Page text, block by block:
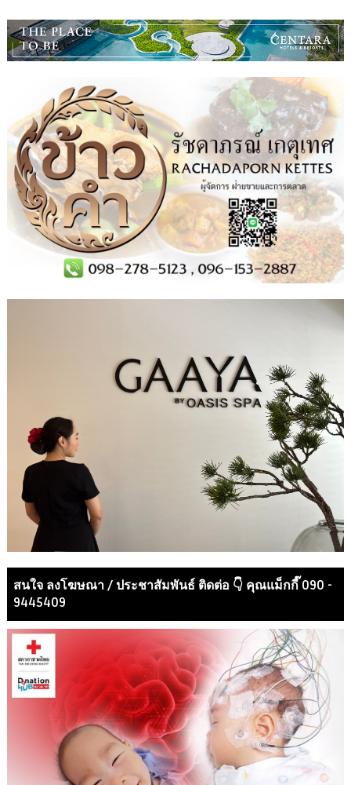
สนใจ ลงโฆษณา / ประชาสัมพันธ์ ติดต่อ 👇 คุณแม็กกี๊ 090 -
9445409